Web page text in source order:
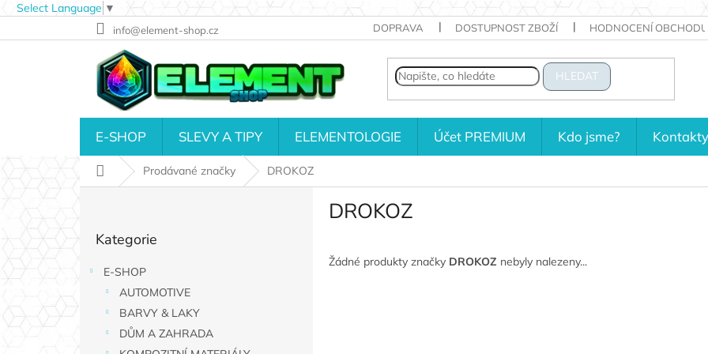
Select Language ▼
na
info@element-shop.cz DOPRAVA DOSTUPNOST ZBOŽÍ HODNOCENÍ OBCHODU
HLEDAT
E-SHOP SLEVY A TIPY ELEMENTOLOGIE Účet PREMIUM Kdo jsme? Kontakty
Domů Prodávané značky DROKOZ
P
r
kategorie
Kategorie
E-SHOP
AUTOMOTIVE
BARVY & LAKY
DŮM A ZAHRADA
DROKOZ
Žádné produkty značky DROKOZ nebyly nalezeny...